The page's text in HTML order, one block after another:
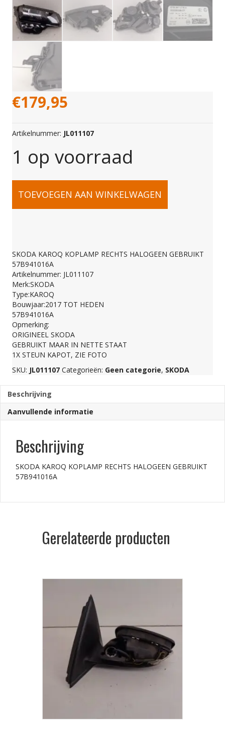
€179,95
Artikelnummer: JL011107
1 op voorraad
SKODA
KOPLAMP
RECHTS
HALOGEEN
GEBRUIKT
57B941016A
aantal
TOEVOEGEN AAN WINKELWAGEN
SKODA KAROQ KOPLAMP RECHTS HALOGEEN GEBRUIKT
57B941016A
Artikelnummer: JL011107
Merk:SKODA
Type:KAROQ
Bouwjaar:2017 TOT HEDEN
57B941016A
Opmerking:
ORIGINEEL SKODA
GEBRUIKT MAAR IN NETTE STAAT
1X STEUN KAPOT, ZIE FOTO
SKU: JL011107 Categorieën: Geen categorie, SKODA
Beschrijving
Aanvullende informatie
Beschrijving
SKODA KAROQ KOPLAMP RECHTS HALOGEEN GEBRUIKT
57B941016A
Gerelateerde producten